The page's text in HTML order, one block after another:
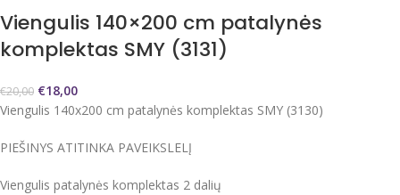
Viengulis 140×200 cm patalynės
komplektas SMY (3131)
€20,00 €18,00
Viengulis 140x200 cm patalynės komplektas SMY (3130)
PIEŠINYS ATITINKA PAVEIKSLELĮ
Viengulis patalynės komplektas 2 dalių